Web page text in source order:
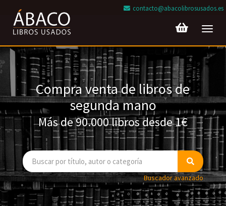
contacto@abacolibrosusados.es
Compra venta de libros de
segunda mano
Más de 90.000 libros desde 1€
Buscador avanzado